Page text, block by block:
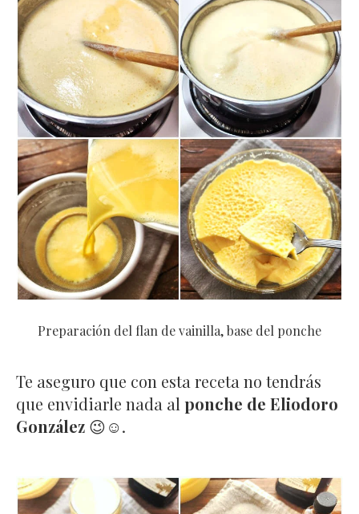
Preparación del flan de vainilla, base del ponche
Te aseguro que con esta receta no tendrás
que envidiarle nada al ponche de Eliodoro
González 😉☺️.